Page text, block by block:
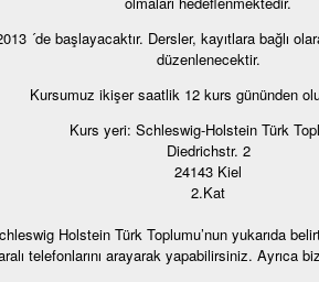
´de başlayacaktır. Dersler, kayıtlara bağlı
düzenlenecektir.
Kursumuz ikişer saatlik 12 kurs gününden
Kurs yeri: Schleswig-Holstein Türk
Diedrichstr. 2
24143 Kiel
2.Kat
Holstein Türk Toplumu’nun yukarıda
telefonlarını arayarak yapabilirsiniz. Ayrıca